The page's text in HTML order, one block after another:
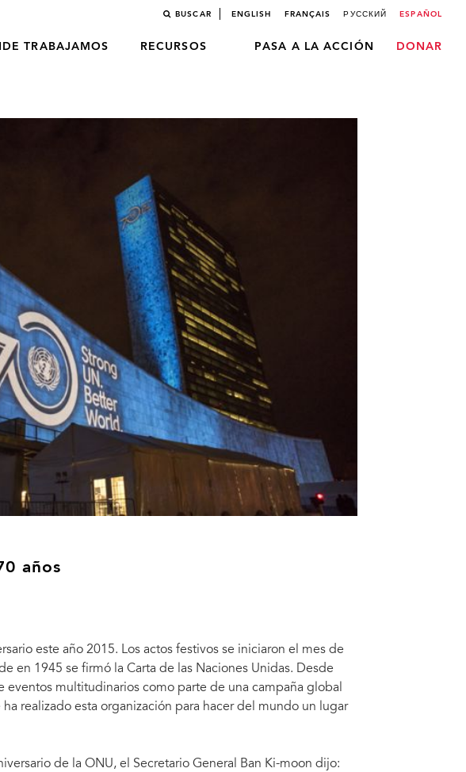
BUSCAR ENGLISH FRANÇAIS РУССКИЙ ESPAÑOL
TRABAJAMOS RECURSOS PASA A LA ACCIÓN DONAR
años
este año 2015. Los actos festivos se iniciaron el mes de
en 1945 se firmó la Carta de las Naciones Unidas. Desde
eventos multitudinarios como parte de una campaña global
realizado esta organización para hacer del mundo un lugar
de la ONU, el Secretario General Ban Ki-moon dijo: